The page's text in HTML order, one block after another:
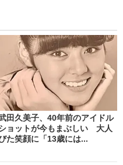
田久美子、40年前のアイドル
ョットが今もまぶしい 大人
た笑顔に「13歳には...